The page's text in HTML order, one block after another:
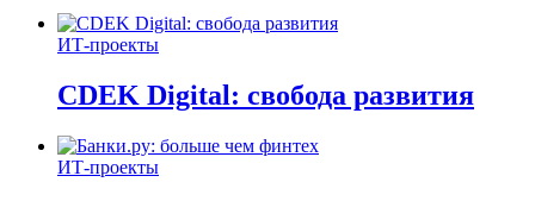
ИТ-проекты
CDEK Digital: свобода развития
ИТ-проекты